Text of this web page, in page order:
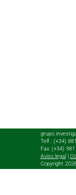
Telf.: (+34)
Fax: (+34)
Aviso legal
Copyright